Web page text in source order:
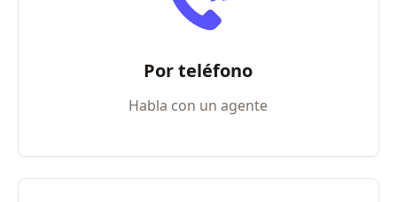
Por teléfono
Habla con un agente